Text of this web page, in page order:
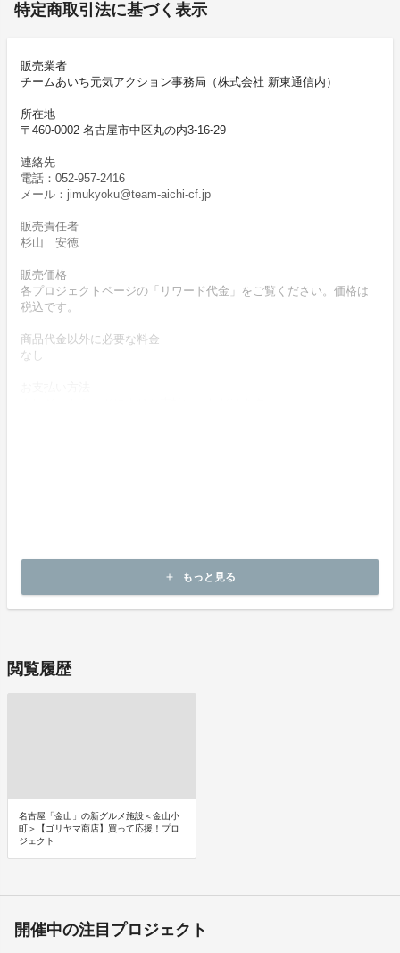
特定商取引法に基づく表示
販売業者
チームあいち元気アクション事務局（株式会社 新東通信内）
所在地
〒460-0002 名古屋市中区丸の内3-16-29
連絡先
電話：052-957-2416
メール：jimukyoku@team-aichi-cf.jp
販売責任者
杉山 安徳
販売価格
各プロジェクトページの「リワード代金」をご覧ください。価格は
税込です。
商品代金以外に必要な料金
なし
キャンセルはできません。
決済完了後の返金は一切できません。
add もっと見る
閲覧履歴
名古屋「金山」の新グルメ施設＜金山小
町＞【ゴリヤマ商店】買って応援！プロ
ジェクト
開催中の注目プロジェクト